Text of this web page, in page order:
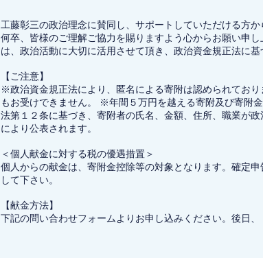
工藤彰三の政治理念に賛同し、サポートしていただける方か
何卒、皆様のご理解ご協力を賜りますよう心からお願い申
は、政治活動に大切に活用させて頂き、政治資金規正法に基
【ご注意】
※政治資金規正法により、匿名による寄附は認められてお
もお受けできません。 ※年間５万円を越える寄附及び寄附
法第１２条に基づき、寄附者の氏名、金額、住所、職業が
により公表されます。
＜個人献金に対する税の優遇措置＞
個人からの献金は、寄附金控除等の対象となります。確定
して下さい。
【献金方法】
下記の問い合わせフォームよりお申し込みください。後日、